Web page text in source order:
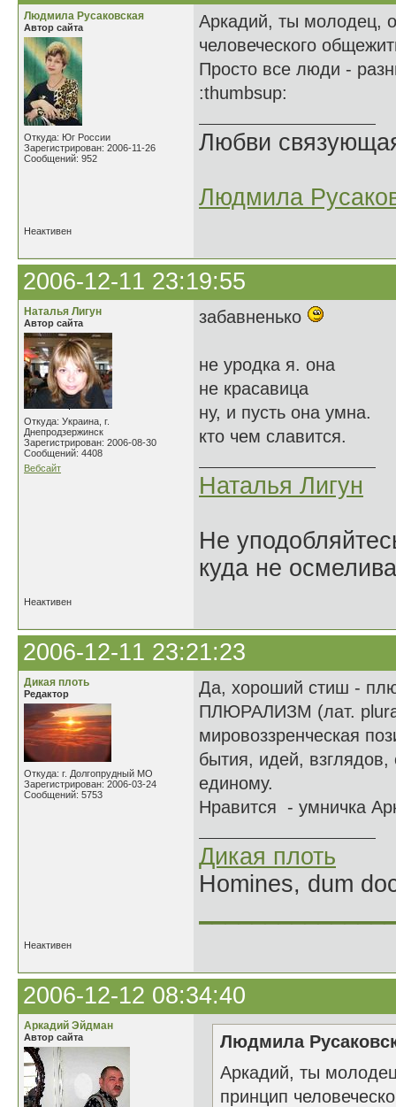
Людмила Русаковская
Автор сайта
Откуда: Юг России
Зарегистрирован: 2006-11-26
Сообщений: 952
Аркадий, ты молодец,
человеческого
Просто все люди -
:thumbsup:
Любви
Людмила
Неактивен
2006-12-11 23:19:55
Наталья Лигун
Автор сайта
Откуда: Украина, г.
Днепродзержинск
Зарегистрирован: 2006-08-30
Сообщений: 4408
Вебсайт
забавненько
не уродка я. она
не красавица
ну, и пусть она умна.
кто чем славится.
Наталья Лигун
Не
куда не
Неактивен
2006-12-11 23:21:23
Дикая плоть
Редактор
Откуда: г. Долгопрудный МО
Зарегистрирован: 2006-03-24
Сообщений: 5753
Да, хороший стиш -
ПЛЮРАЛИЗМ (лат.
мировоззренческая
бытия, идей,
единому.
Нравится - умничка
Дикая плоть
Homines, dum
Неактивен
2006-12-12 08:34:40
Аркадий Эйдман
Автор сайта
Людмила
Аркадий, ты
принцип